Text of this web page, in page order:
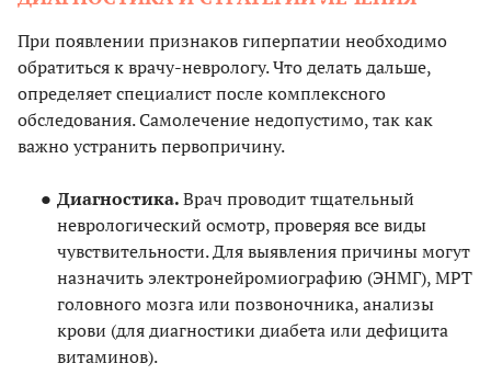
При появлении признаков гиперпатии необходимо
обратиться к врачу-неврологу. Что делать дальше,
определяет специалист после комплексного
обследования. Самолечение недопустимо, так как
важно устранить первопричину.
Диагностика.Врач проводит тщательный
неврологический осмотр, проверяя все виды
чувствительности. Для выявления причины могут
назначить электронейромиографию (ЭНМГ), МРТ
головного мозга или позвоночника, анализы
крови (для диагностики диабета или дефицита
витаминов).